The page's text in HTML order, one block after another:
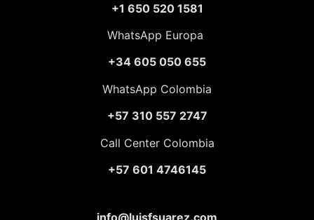
+1 650 520 1581
WhatsApp Europa
+34 605 050 655
WhatsApp Colombia
+57 310 557 2747
Call Center Colombia
+57 601 4746145